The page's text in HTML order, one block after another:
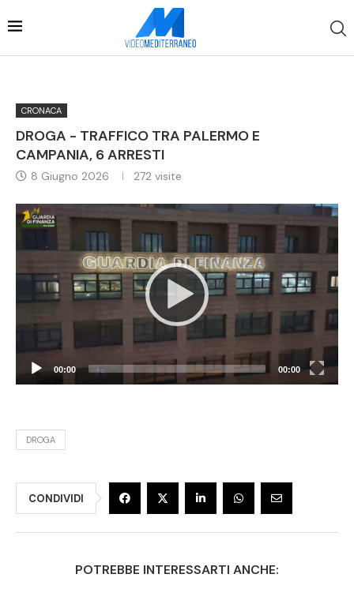
CRONACA
DROGA - TRAFFICO TRA PALERMO E
CAMPANIA, 6 ARRESTI
8 Giugno 2026 272 visite
Video
Player
00:00 00:00
DROGA
CONDIVIDI
POTREBBE INTERESSARTI ANCHE: